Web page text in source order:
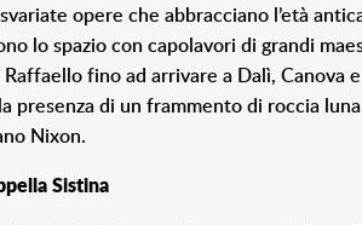
opere che abbracciano l’età
lo spazio con capolavori di grandi
Raffaello fino ad arrivare a Dalì, Canova
presenza di un frammento di roccia
Nixon.
Sistina